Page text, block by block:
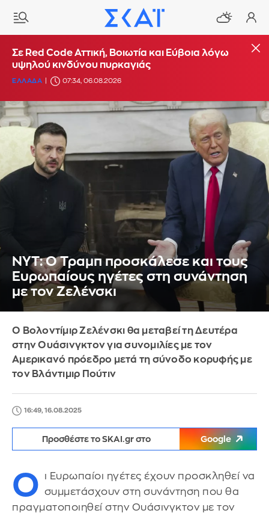
Σε Red Code Αττική, Βοιωτία και Εύβοια λόγω
υψηλού κινδύνου πυρκαγιάς
ΕΛΛΑΔΑ 07:34, 06.08.2026
ΝΥΤ: Ο Τραμπ προσκάλεσε και τους
Ευρωπαίους ηγέτες στη συνάντηση
με τον Ζελένσκι
Ο Βολοντίμιρ Ζελένσκι θα μεταβεί τη Δευτέρα
στην Ουάσινγκτον για συνομιλίες με τον
Αμερικανό πρόεδρο μετά τη σύνοδο κορυφής με
τον Βλάντιμιρ Πούτιν
16:49, 16.08.2025
Προσθέστε το SKAI.gr στο Google
Ο
ι Ευρωπαίοι ηγέτες έχουν προσκληθεί να
συμμετάσχουν στη συνάντηση που θα
πραγματοποιηθεί στην Ουάσινγκτον με τον